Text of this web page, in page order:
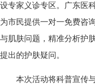
设专家义诊专区。广东医
为市民提供一对一免费咨
与肌肤问题，精准分析护
提出的护肤疑问。
本次活动将科普宣传与